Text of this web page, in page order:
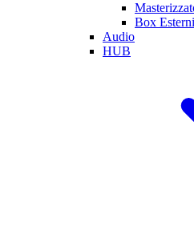
Box
Audio
HUB